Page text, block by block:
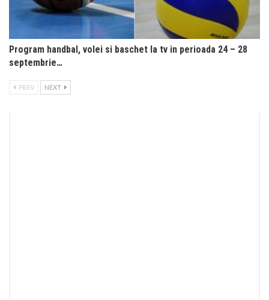
Program handbal, volei si baschet la tv in perioada 24 – 28
septembrie…
PREV NEXT